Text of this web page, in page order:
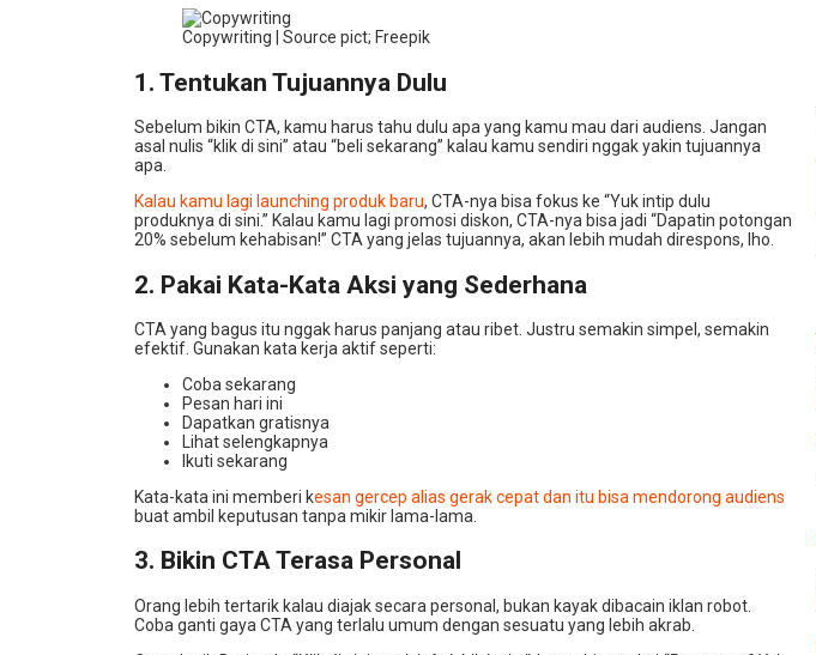
Copywriting | Source pict; Freepik
1. Tentukan Tujuannya Dulu
Sebelum bikin CTA, kamu harus tahu dulu apa yang kamu mau dari audiens. Jangan
asal nulis “klik di sini” atau “beli sekarang” kalau kamu sendiri nggak yakin tujuannya
apa.
Kalau kamu lagi launching produk baru, CTA-nya bisa fokus ke “Yuk intip dulu
produknya di sini.” Kalau kamu lagi promosi diskon, CTA-nya bisa jadi “Dapatin potongan
20% sebelum kehabisan!” CTA yang jelas tujuannya, akan lebih mudah direspons, lho.
2. Pakai Kata-Kata Aksi yang Sederhana
CTA yang bagus itu nggak harus panjang atau ribet. Justru semakin simpel, semakin
efektif. Gunakan kata kerja aktif seperti:
Coba sekarang
Pesan hari ini
Dapatkan gratisnya
Lihat selengkapnya
Ikuti sekarang
Kata-kata ini memberi kesan gercep alias gerak cepat dan itu bisa mendorong audiens
buat ambil keputusan tanpa mikir lama-lama.
3. Bikin CTA Terasa Personal
Orang lebih tertarik kalau diajak secara personal, bukan kayak dibacain iklan robot.
Coba ganti gaya CTA yang terlalu umum dengan sesuatu yang lebih akrab.